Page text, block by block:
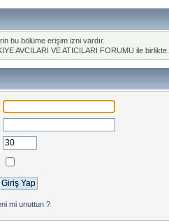
bu bölüme erişim izni vardır.
AVCILARI VE ATICILARI FORUMU ile birlikte.
mi unuttun ?